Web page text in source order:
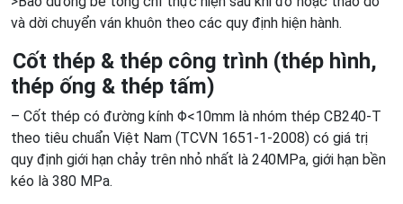
và dời chuyển ván khuôn theo các quy định hiện hành.
Cốt thép & thép công trình (thép hình,
thép ống & thép tấm)
– Cốt thép có đường kính Φ<10mm là nhóm thép CB240-T
theo tiêu chuẩn Việt Nam (TCVN 1651-1-2008) có giá trị
quy định giới hạn chảy trên nhỏ nhất là 240MPa, giới hạn bền
kéo là 380 MPa.